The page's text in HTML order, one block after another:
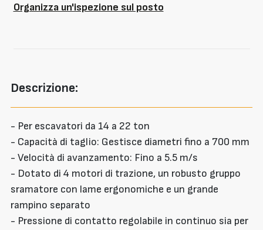
Descrizione:
- Per escavatori da 14 a 22 ton
- Capacità di taglio: Gestisce diametri fino a 700 mm
- Velocità di avanzamento: Fino a 5.5 m/s
- Dotato di 4 motori di trazione, un robusto gruppo
sramatore con lame ergonomiche e un grande
rampino separato
- Pressione di contatto regolabile in continuo sia per
Organizza un'ispezione sul posto